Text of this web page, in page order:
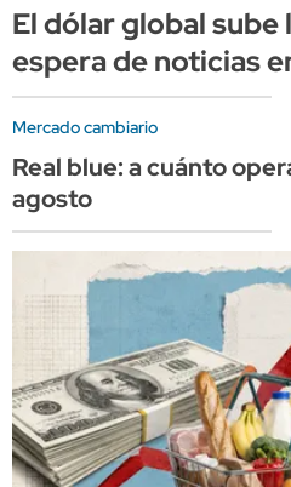
El dólar global
espera de noticias
Mercado cambiario
Real blue: a cuánto
agosto